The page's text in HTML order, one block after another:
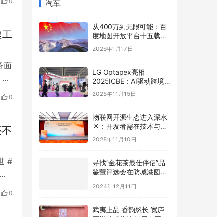
面
0
#
0
汽车
从400万到无限可能：百
度地图开放平台十五载，
以全栈AI能力矩阵赋能产
业智能跃迁
2026年1月17日
LG Optapex亮相
2025ICBE：AI驱动跨境
新增长，携手卖家共赢全
2025年11月15日
物联网开源生态进入深水
区：开发者需在技术与商
业的夹缝中寻找破局之道
2025年11月10日
寻找“金花茶最佳伴侣”品
鉴暨评选会在防城港圆满
2024年12月11日
武夷上品 香韵悠长 宽庐